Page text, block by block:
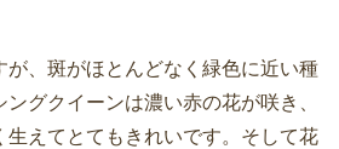
が、斑がほとんどなく緑色に近い種
グクイーンは濃い赤の花が咲き、
生えてとてもきれいです。そして花